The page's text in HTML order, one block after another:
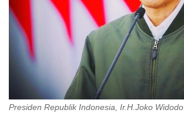
Presiden Republik Indonesia, Ir.H.Joko Widodo